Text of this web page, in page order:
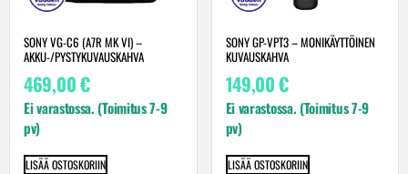
SONY VG-C6 (A7R MK VI) –
AKKU-/PYSTYKUVAUSKAHVA
469,00€
Ei varastossa. (Toimitus 7-9
pv)
LISÄÄ OSTOSKORIIN
SONY GP-VPT3 – MONIKÄYTTÖINEN
KUVAUSKAHVA
149,00€
Ei varastossa. (Toimitus 7-9
pv)
LISÄÄ OSTOSKORIIN